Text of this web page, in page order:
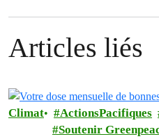
Articles liés
Climat ActionsPacifiques
Soutenir